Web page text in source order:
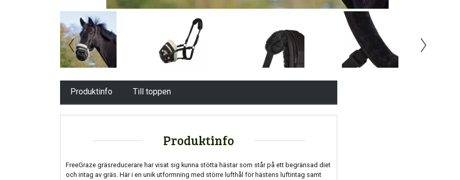
Produktinfo Till toppen
Produktinfo
FreeGraze gräsreducerare har visat sig kunna stötta hästar som står på ett begränsad diet
och intag av gräs. Här i en unik utformning med större lufthål för hästens luftintag samt